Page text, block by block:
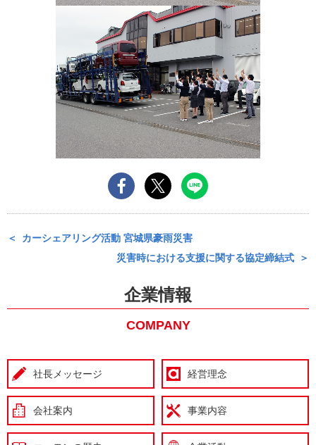
カーシェアリング活動 宮城県豪雨災害
災害時における支援に関する協定締結式
企業情報
COMPANY
社長メッセージ 経営理念
会社案内 事業内容